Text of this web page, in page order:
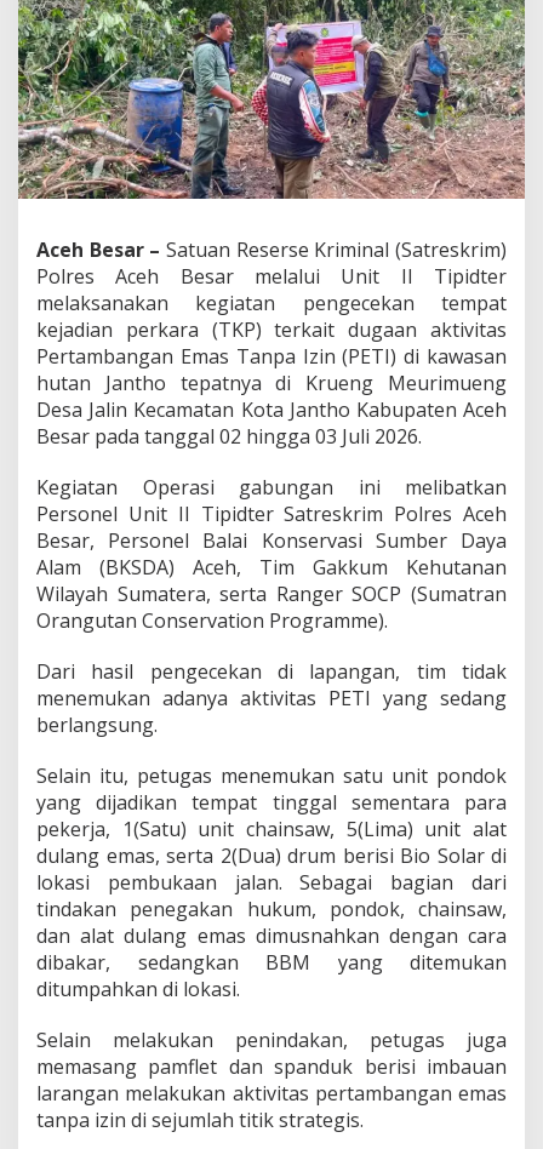
g
e
c
e
k
a
n
D
u
a
n
A
k
t
i
f
i
t
a
e
r
t
a
m
b
n
a
m
a
s
T
a
p
a
I
z
i
a
w
Aceh Besar – Satuan Reserse Kriminal (Satreskrim)
Polres Aceh Besar melalui Unit II Tipidter
melaksanakan kegiatan pengecekan tempat
kejadian perkara (TKP) terkait dugaan aktivitas
Pertambangan Emas Tanpa Izin (PETI) di kawasan
hutan Jantho tepatnya di Krueng Meurimueng
Desa Jalin Kecamatan Kota Jantho Kabupaten Aceh
Besar pada tanggal 02 hingga 03 Juli 2026.
Kegiatan Operasi gabungan ini melibatkan
Personel Unit II Tipidter Satreskrim Polres Aceh
Besar, Personel Balai Konservasi Sumber Daya
Alam (BKSDA) Aceh, Tim Gakkum Kehutanan
Wilayah Sumatera, serta Ranger SOCP (Sumatran
Orangutan Conservation Programme).
Dari hasil pengecekan di lapangan, tim tidak
menemukan adanya aktivitas PETI yang sedang
berlangsung.
Selain itu, petugas menemukan satu unit pondok
yang dijadikan tempat tinggal sementara para
pekerja, 1(Satu) unit chainsaw, 5(Lima) unit alat
dulang emas, serta 2(Dua) drum berisi Bio Solar di
lokasi pembukaan jalan. Sebagai bagian dari
tindakan penegakan hukum, pondok, chainsaw,
dan alat dulang emas dimusnahkan dengan cara
dibakar, sedangkan BBM yang ditemukan
ditumpahkan di lokasi.
Selain melakukan penindakan, petugas juga
memasang pamflet dan spanduk berisi imbauan
larangan melakukan aktivitas pertambangan emas
tanpa izin di sejumlah titik strategis.